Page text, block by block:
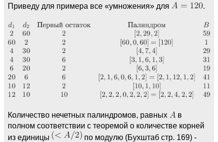
Приведу для примера все «умножения» для
.
Количество нечетных палиндромов, равных
в
полном соответствии с теоремой о количестве корней
из единицы
по модулю (Бухштаб стр. 169) -